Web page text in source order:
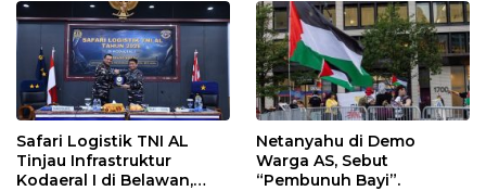
Safari Logistik TNI AL
Tinjau Infrastruktur
Kodaeral I di Belawan,
Netanyahu di Demo
Warga AS, Sebut
“Pembunuh Bayi”.